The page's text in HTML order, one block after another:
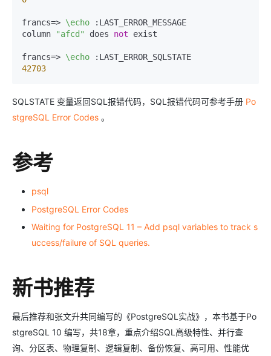
francs=> \echo :LAST_ERROR_MESSAGE
column
"afcd" does not exist
francs=> \echo
42703
SQLSTATE 变量返回SQL报错代码，SQL报错代码可参考手册 Po
stgreSQL Error Codes 。
参考
psql
PostgreSQL Error Codes
Waiting for PostgreSQL 11 – Add psql variables to track s
uccess/failure of SQL queries.
新书推荐
最后推荐和张文升共同编写的《PostgreSQL实战》，本书基于Po
stgreSQL 10 编写，共18章，重点介绍SQL高级特性、并行查
询、分区表、物理复制、逻辑复制、备份恢复、高可用、性能优